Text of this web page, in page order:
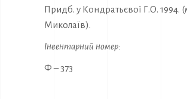
Придб. у Кондратьєвої Г.О. 1994.
Миколаїв).
Інвентарний номер:
Ф – 373